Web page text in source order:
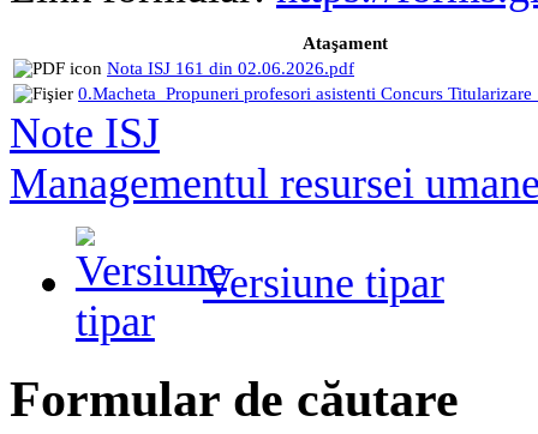
Ataşament
Nota ISJ 161 din 02.06.2026.pdf
0.Macheta_Propuneri profesori asistenti Concurs
Note ISJ
Managementul resursei
Versiune tipar
Formular de căutare